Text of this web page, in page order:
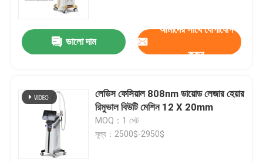
ভালো দাম
আমাদের সাথে যোগাযোগ
করুন
লেডিস ফেসিয়াল 808nm ডায়োড লেজার হেয়ার
রিমুভাল বিউটি মেশিন 12 X 20mm
MOQ：1 সেট
মূল্য：2500$-2950$